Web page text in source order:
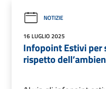
NOTIZIE
16 LUGLIO 2025
Infopoint Estivi per
rispetto